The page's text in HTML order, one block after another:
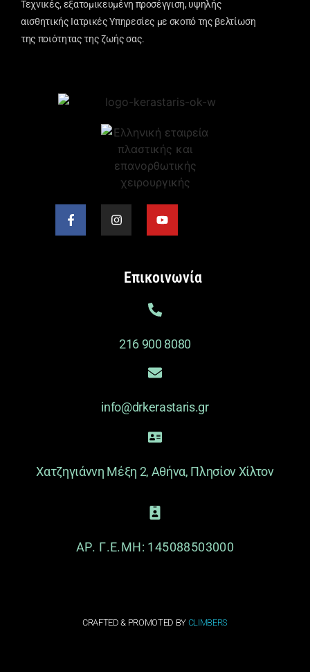
Τεχνικές, εξατομικευμένη προσέγγιση, υψηλής
αισθητικής Ιατρικές Υπηρεσίες με σκοπό της βελτίωση
της ποιότητας της ζωής σας.
Επικοινωνία
216 900 8080
info@drkerastaris.gr
Χατζηγιάννη Μέξη 2, Αθήνα, Πλησίον Χίλτον
ΑΡ. Γ.Ε.ΜΗ: 145088503000
CRAFTED & PROMOTED BY CLIMBERS